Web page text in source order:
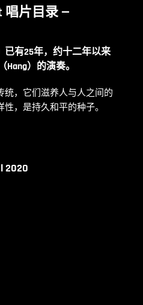
唱片目录 —
有25年，约十二年以来
Hang）的演奏。
统，它们滋养人与人之间的
，是持久和平的种子。
2020